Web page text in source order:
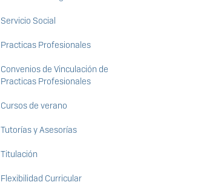
Servicio Social
Practicas Profesionales
Convenios de Vinculación de
Practicas Profesionales
Cursos de verano
Tutorías y Asesorías
Titulación
Flexibilidad Curricular